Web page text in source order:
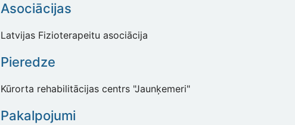
Asociācijas
Latvijas Fizioterapeitu asociācija
Pieredze
Kūrorta rehabilitācijas centrs "Jaunķemeri"
Pakalpojumi